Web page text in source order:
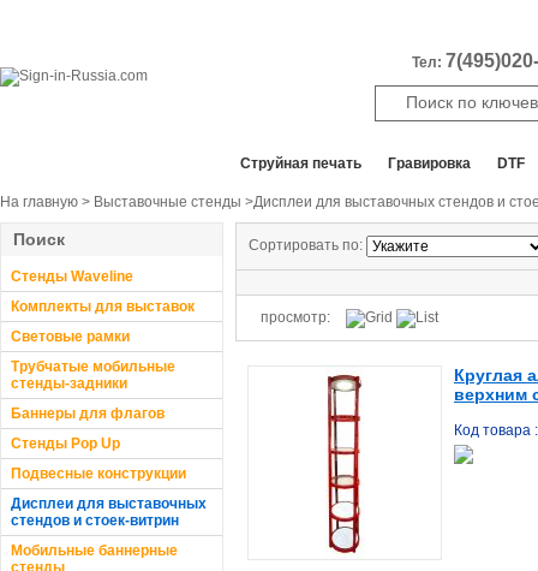
Тел:
Cтруйная печать Гравировка DTF
На главную > Выставочные стенды >Дисплеи для выставочных стендов и
Поиск
Стенды Waveline
Комплекты для выставок
Световые рамки
Трубчатые мобильные
стенды-задники
Баннеры для флагов
Стенды Pop Up
Подвесные конструкции
Дисплеи для выставочных
стендов и стоек-витрин
Мобильные баннерные
стенды
Сортировать по:
просмотр:
Круглая
верхним
Код товара